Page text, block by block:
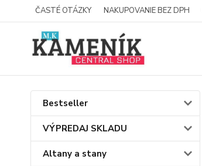
ČASTÉ OTÁZKY NAKUPOVANIE BEZ DPH
Bestseller
VÝPREDAJ SKLADU
Altany a stany